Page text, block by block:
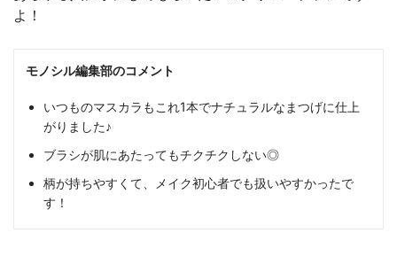
よ！
モノシル編集部のコメント
いつものマスカラもこれ1本でナチュラルなまつげに仕上
がりました♪
ブラシが肌にあたってもチクチクしない◎
柄が持ちやすくて、メイク初心者でも扱いやすかったで
す！